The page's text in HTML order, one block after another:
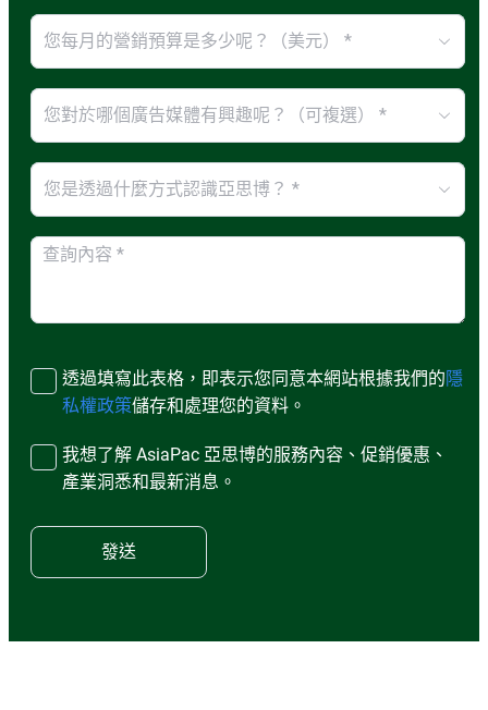
您每月的營銷預算是多少呢？（美元） *
您對於哪個廣告媒體有興趣呢？（可複選） *
您是透過什麼方式認識亞思博？ *
透過填寫此表格，即表示您同意本網站根據我們的隱
私權政策儲存和處理您的資料。
我想了解 AsiaPac 亞思博的服務內容、促銷優惠、
產業洞悉和最新消息。
發送